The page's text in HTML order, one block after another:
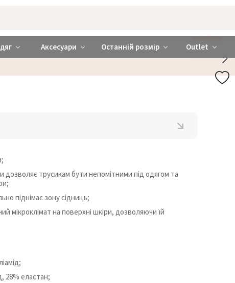
brabrabra ❤️ Київ та Україна
Аксесуари Останній розмір Outlet
ДОДАЙ БРА
дозволяє трусикам бути непомітними під одягом та
піднімає зону сідниць;
мікроклімат на поверхні шкіри, дозволяючи їй
28% еластан;